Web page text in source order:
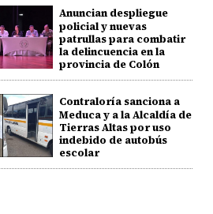
Anuncian despliegue
policial y nuevas
patrullas para combatir
la delincuencia en la
provincia de Colón
Contraloría sanciona a
Meduca y a la Alcaldía de
Tierras Altas por uso
indebido de autobús
escolar